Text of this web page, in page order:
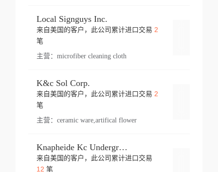
Local Signguys Inc.
来自美国的客户，此公司累计进口交易 2
笔
主营： microfiber cleaning cloth
K&c Sol Corp.
来自美国的客户，此公司累计进口交易 2
笔
主营： ceramic ware,artifical flower
Knapheide Kc Underground
来自美国的客户，此公司累计进口交易
12 笔